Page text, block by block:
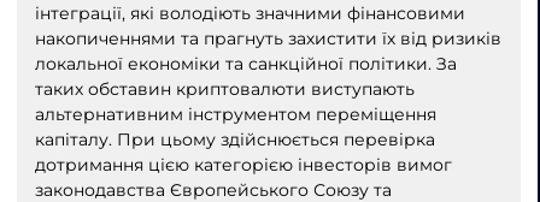
інтеграції, які володіють значними фінансовими
накопиченнями та прагнуть захистити їх від ризиків
локальної економіки та санкційної політики. За
таких обставин криптовалюти виступають
альтернативним інструментом переміщення
капіталу. При цьому здійснюється перевірка
дотримання цією категорією інвесторів вимог
законодавства Європейського Союзу та